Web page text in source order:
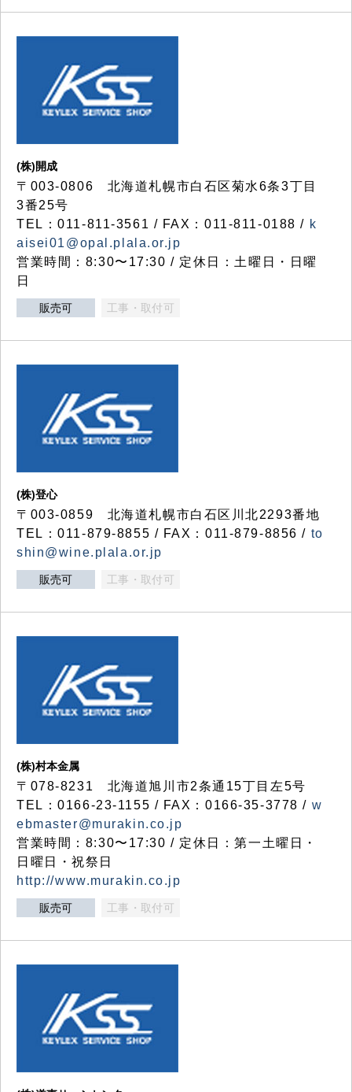
(株)開成
〒003-0806 北海道札幌市白石区菊水6条3丁目
3番25号
TEL：011-811-3561 / FAX：011-811-0188 / k
aisei01@opal.plala.or.jp
営業時間：8:30〜17:30 / 定休日：土曜日・日曜
日
販売可 工事・取付可
(株)登心
〒003-0859 北海道札幌市白石区川北2293番地
TEL：011-879-8855 / FAX：011-879-8856 / to
shin@wine.plala.or.jp
販売可 工事・取付可
(株)村本金属
〒078-8231 北海道旭川市2条通15丁目左5号
TEL：0166-23-1155 / FAX：0166-35-3778 / w
ebmaster@murakin.co.jp
営業時間：8:30〜17:30 / 定休日：第一土曜日・
日曜日・祝祭日
http://www.murakin.co.jp
販売可 工事・取付可